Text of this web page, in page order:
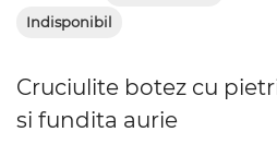
Indisponibil
Cruciulite botez cu
si fundita aurie